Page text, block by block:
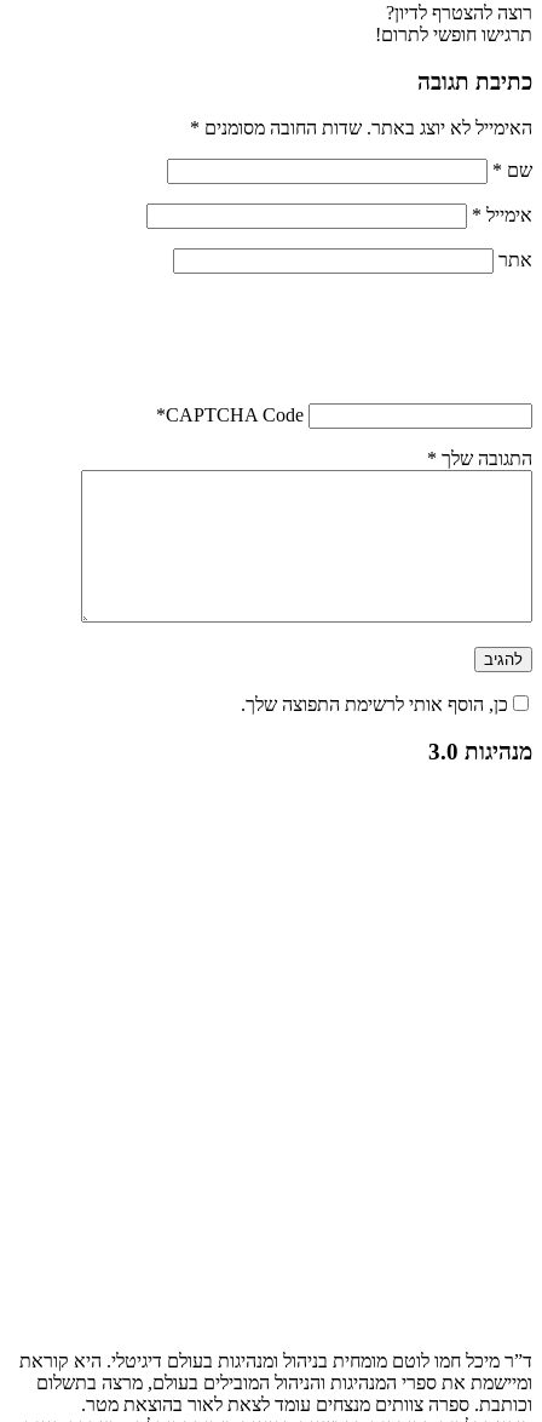
רוצה להצטרף לדיון?
תרגישו חופשי לתרום!
כתיבת תגובה
האימייל לא יוצג באתר. שדות החובה מסומנים *
שם *
אימייל *
אתר
CAPTCHA Code
*
התגובה שלך *
כן, הוסף אותי לרשימת התפוצה שלך.
מנהיגות 3.0
ד”ר מיכל חמו לוטם מומחית בניהול ומנהיגות בעולם דיגיטלי. היא קוראת
ומיישמת את ספרי המנהיגות והניהול המובילים בעולם, מרצה בתשלום
וכותבת. ספרה צוותים מנצחים עומד לצאת לאור בהוצאת מטר.